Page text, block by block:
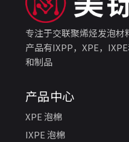
专注于交联聚烯烃发泡
产品有IXPP，XPE，
和制品
产品中心
XPE 泡棉
IXPE 泡棉